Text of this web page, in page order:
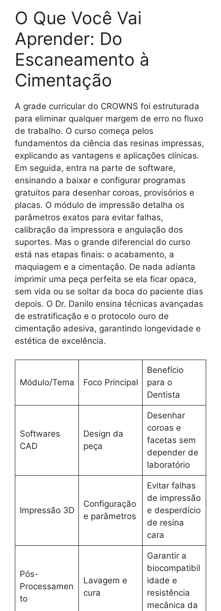
O Que Você Vai
Aprender: Do
Escaneamento à
Cimentação
A grade curricular do CROWNS foi estruturada
para eliminar qualquer margem de erro no fluxo
de trabalho. O curso começa pelos
fundamentos da ciência das resinas impressas,
explicando as vantagens e aplicações clínicas.
Em seguida, entra na parte de software,
ensinando a baixar e configurar programas
gratuitos para desenhar coroas, provisórios e
placas. O módulo de impressão detalha os
parâmetros exatos para evitar falhas,
calibração da impressora e angulação dos
suportes. Mas o grande diferencial do curso
está nas etapas finais: o acabamento, a
maquiagem e a cimentação. De nada adianta
imprimir uma peça perfeita se ela ficar opaca,
sem vida ou se soltar da boca do paciente dias
depois. O Dr. Danilo ensina técnicas avançadas
de estratificação e o protocolo ouro de
cimentação adesiva, garantindo longevidade e
estética de excelência.
Módulo/Tema Foco Principal
Benefício
para o
Dentista
Softwares
CAD
Design da
peça
Desenhar
coroas e
facetas sem
depender de
laboratório
Impressão 3D
Configuração
e parâmetros
Evitar falhas
de impressão
e desperdício
de resina
cara
Pós-
Processamen
to
Lavagem e
cura
Garantir a
biocompatibil
idade e
resistência
mecânica da